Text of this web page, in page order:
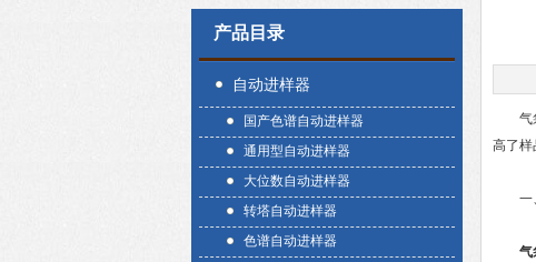
产品目录
自动进样器
国产色谱自动进样器
通用型自动进样器
大位数自动进样器
转塔自动进样器
色谱自动进样器
气袋
高了样
一
气